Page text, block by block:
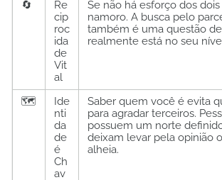
🔄
Re
cip
roc
ida
de
Vit
al
Se não há esforço dos
namoro. A busca pelo
também é uma questão
realmente está no seu
🗺️
Ide
nti
da
de
é
Ch
av
Saber quem você é evita
para agradar terceiros.
possuem um norte
deixam levar pela opinião
alheia.